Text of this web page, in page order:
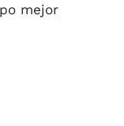
mejor